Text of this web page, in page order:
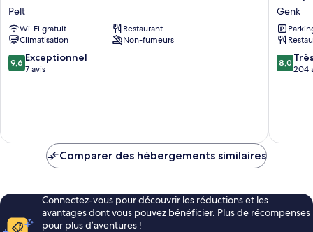
Floreffe
Pelt
Pelt
Wi-Fi gratuit
Restaurant
Climatisation
Non-fumeurs
9.6
sur
9,6 Exceptionnel
7 avis
Hotel
Genk
Genk
8.0
sur
8,0
204
Comparer des hébergements similaires
Connectez-vous pour découvrir les réductions et les
avantages dont vous pouvez bénéficier. Plus de récompenses
pour plus d’aventures !